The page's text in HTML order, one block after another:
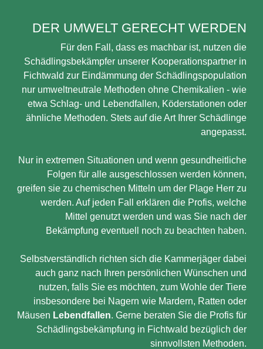
DER UMWELT GERECHT WERDEN
Für den Fall, dass es machbar ist, nutzen die
Schädlingsbekämpfer unserer Kooperationspartner in
Fichtwald zur Eindämmung der Schädlingspopulation
nur umweltneutrale Methoden ohne Chemikalien - wie
etwa Schlag- und Lebendfallen, Köderstationen oder
ähnliche Methoden. Stets auf die Art Ihrer Schädlinge
angepasst.
Nur in extremen Situationen und wenn gesundheitliche
Folgen für alle ausgeschlossen werden können,
greifen sie zu chemischen Mitteln um der Plage Herr zu
werden. Auf jeden Fall erklären die Profis, welche
Mittel genutzt werden und was Sie nach der
Bekämpfung eventuell noch zu beachten haben.
Selbstverständlich richten sich die Kammerjäger dabei
auch ganz nach Ihren persönlichen Wünschen und
nutzen, falls Sie es möchten, zum Wohle der Tiere
insbesondere bei Nagern wie Mardern, Ratten oder
Mäusen Lebendfallen. Gerne beraten Sie die Profis für
Schädlingsbekämpfung in Fichtwald bezüglich der
sinnvollsten Methoden.